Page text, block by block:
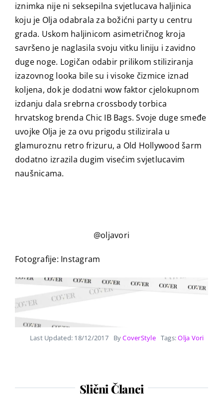
iznimka nije ni seksepilna svjetlucava haljinica
koju je Olja odabrala za božićni party u centru
grada. Uskom haljinicom asimetričnog kroja
savršeno je naglasila svoju vitku liniju i zavidno
duge noge. Logičan odabir prilikom stiliziranja
izazovnog looka bile su i visoke čizmice iznad
koljena, dok je dodatni wow faktor cjelokupnom
izdanju dala srebrna crossbody torbica
hrvatskog brenda Chic IB Bags. Svoje duge smeđe
uvojke Olja je za ovu prigodu stilizirala u
glamuroznu retro frizuru, a Old Hollywood šarm
dodatno izrazila dugim visećim svjetlucavim
naušnicama.
@oljavori
Fotografije: Instagram
Last Updated: 18/12/2017 ByCoverStyle Tags:Olja Vori
Slični Članci